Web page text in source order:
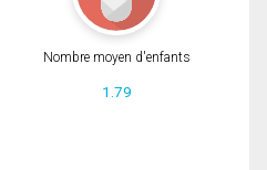
Nombre moyen d'enfants
1.79